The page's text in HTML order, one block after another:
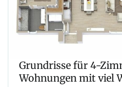
Grundrisse für 4-
Wohnungen mit viel